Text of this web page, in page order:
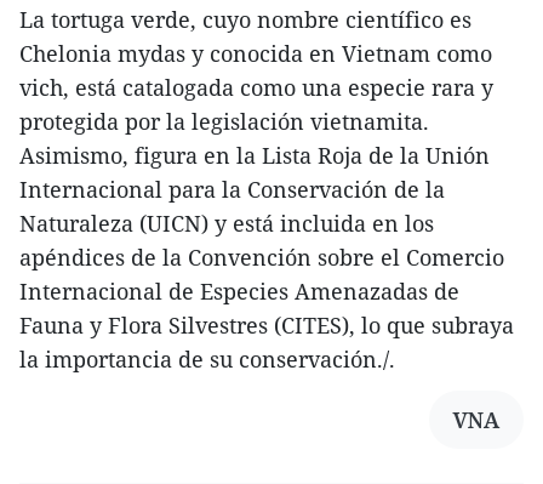
La tortuga verde, cuyo nombre científico es
Chelonia mydas y conocida en Vietnam como
vich, está catalogada como una especie rara y
protegida por la legislación vietnamita.
Asimismo, figura en la Lista Roja de la Unión
Internacional para la Conservación de la
Naturaleza (UICN) y está incluida en los
apéndices de la Convención sobre el Comercio
Internacional de Especies Amenazadas de
Fauna y Flora Silvestres (CITES), lo que subraya
la importancia de su conservación./.
VNA